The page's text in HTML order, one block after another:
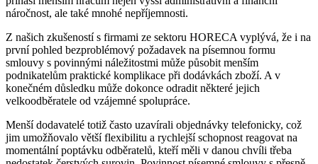
náročnost, ale také mnohé nepříjemnosti.
Z našich zkušeností s firmami ze sektoru HORECA vyplývá, že i na
první pohled bezproblémový požadavek na písemnou formu
smlouvy s povinnými náležitostmi může působit menším
podnikatelům praktické komplikace při dodávkách zboží. A v
konečném důsledku může dokonce odradit některé jejich
velkoodběratele od vzájemné spolupráce.
Menší dodavatelé totiž často uzavírali objednávky telefonicky, což
jim umožňovalo větší flexibilitu a rychlejší schopnost reagovat na
momentální poptávku odběratelů, kteří měli v danou chvíli třeba